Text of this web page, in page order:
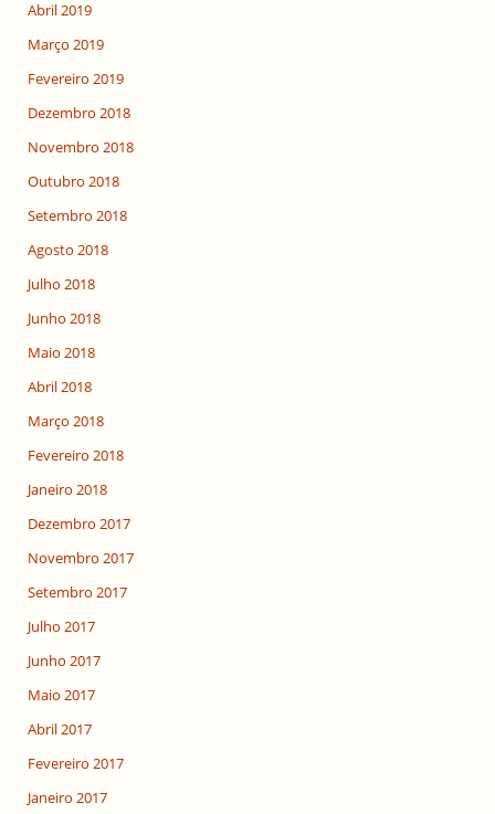
Abril 2019
Março 2019
Fevereiro 2019
Dezembro 2018
Novembro 2018
Outubro 2018
Setembro 2018
Agosto 2018
Julho 2018
Junho 2018
Maio 2018
Abril 2018
Março 2018
Fevereiro 2018
Janeiro 2018
Dezembro 2017
Novembro 2017
Setembro 2017
Julho 2017
Junho 2017
Maio 2017
Abril 2017
Fevereiro 2017
Janeiro 2017